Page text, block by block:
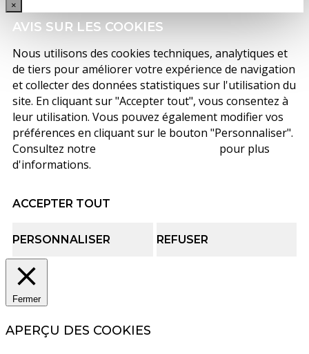
×
AVIS SUR LES COOKIES
Nous utilisons des cookies techniques, analytiques et
de tiers pour améliorer votre expérience de navigation
et collecter des données statistiques sur l'utilisation du
site. En cliquant sur "Accepter tout", vous consentez à
leur utilisation. Vous pouvez également modifier vos
préférences en cliquant sur le bouton "Personnaliser".
Consultez notre
pour plus
d'informations.
ACCEPTER TOUT
PERSONNALISER REFUSER
Fermer
APERÇU DES COOKIES